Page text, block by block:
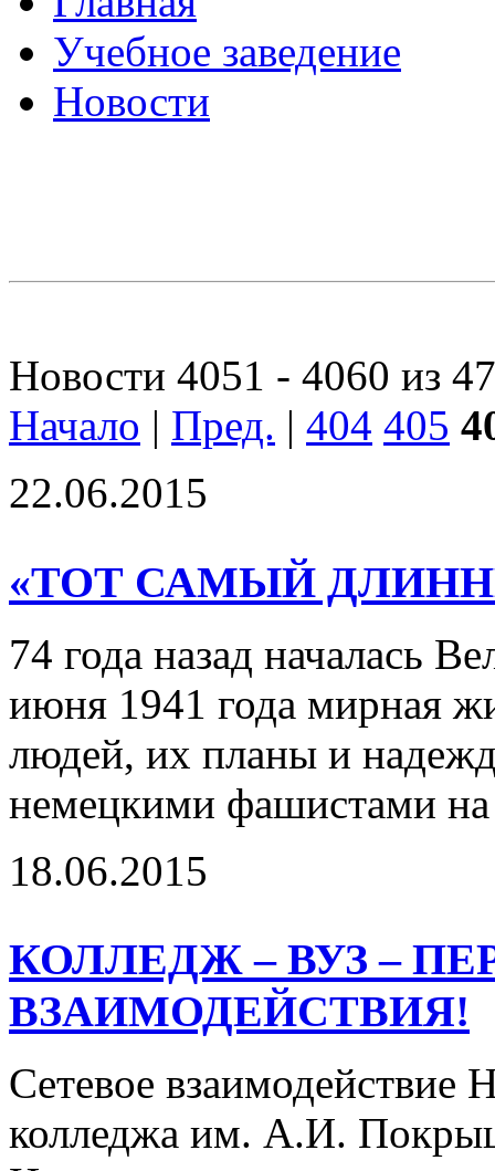
Учебное заведение
Новости
Новости 4051 - 4060 из
Начало | Пред. | 404 405
22.06.2015
«ТОТ САМЫЙ
74 года назад началась
июня 1941 года мирная
людей, их планы и
немецкими фашистами
18.06.2015
КОЛЛЕДЖ – ВУЗ –
ВЗАИМОДЕЙСТВИЯ!
Сетевое взаимодействие
колледжа им. А.И.